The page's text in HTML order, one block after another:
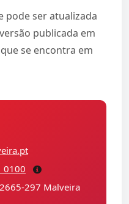
pode ser atualizada
publicada em
se encontra em
0100
297 Malveira